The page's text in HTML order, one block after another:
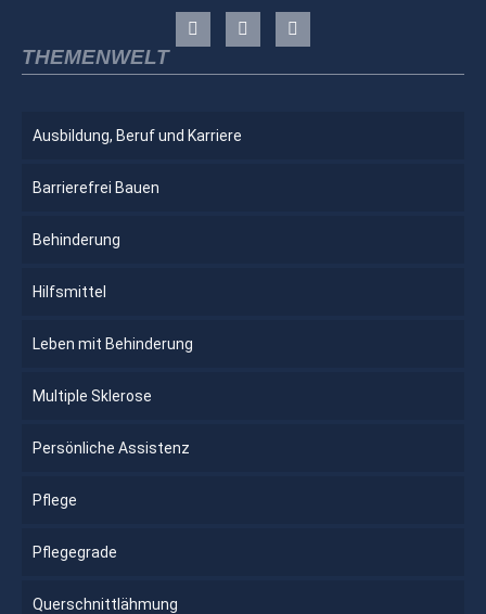
THEMENWELT
Ausbildung, Beruf und Karriere
Barrierefrei Bauen
Behinderung
Hilfsmittel
Leben mit Behinderung
Multiple Sklerose
Persönliche Assistenz
Pflege
Pflegegrade
Querschnittlähmung